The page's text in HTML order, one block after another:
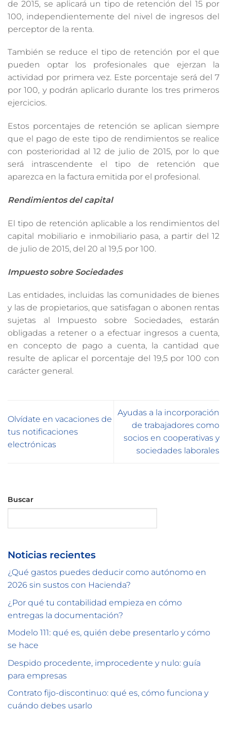
de 2015, se aplicará un tipo de retención del 15 por
100, independientemente del nivel de ingresos del
perceptor de la renta.
También se reduce el tipo de retención por el que
pueden optar los profesionales que ejerzan la
actividad por primera vez. Este porcentaje será del 7
por 100, y podrán aplicarlo durante los tres primeros
ejercicios.
Estos porcentajes de retención se aplican siempre
que el pago de este tipo de rendimientos se realice
con posterioridad al 12 de julio de 2015, por lo que
será intrascendente el tipo de retención que
aparezca en la factura emitida por el profesional.
Rendimientos del capital
El tipo de retención aplicable a los rendimientos del
capital mobiliario e inmobiliario pasa, a partir del 12
de julio de 2015, del 20 al 19,5 por 100.
Impuesto sobre Sociedades
Las entidades, incluidas las comunidades de bienes
y las de propietarios, que satisfagan o abonen rentas
sujetas al Impuesto sobre Sociedades, estarán
obligadas a retener o a efectuar ingresos a cuenta,
en concepto de pago a cuenta, la cantidad que
resulte de aplicar el porcentaje del 19,5 por 100 con
carácter general.
Olvídate en vacaciones de
tus notificaciones
electrónicas
Ayudas a la incorporación
de trabajadores como
socios en cooperativas y
sociedades laborales
Buscar
Noticias recientes
¿Qué gastos puedes deducir como autónomo en
2026 sin sustos con Hacienda?
¿Por qué tu contabilidad empieza en cómo
entregas la documentación?
Modelo 111: qué es, quién debe presentarlo y cómo
se hace
Despido procedente, improcedente y nulo: guía
para empresas
Contrato fijo-discontinuo: qué es, cómo funciona y
cuándo debes usarlo